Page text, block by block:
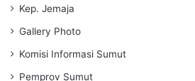
Kep. Jemaja
Gallery Photo
Komisi Informasi Sumut
Pemprov Sumut